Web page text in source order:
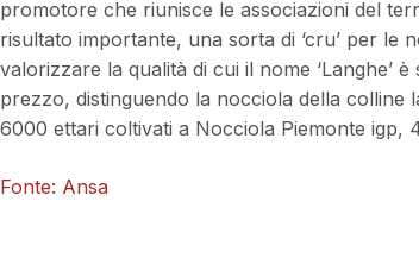
promotore che riunisce le associazioni del
risultato importante, una sorta di ‘cru’ per le
valorizzare la qualità di cui il nome ‘Langhe’
prezzo, distinguendo la nocciola della colline
6000 ettari coltivati a Nocciola Piemonte igp,
Fonte: Ansa